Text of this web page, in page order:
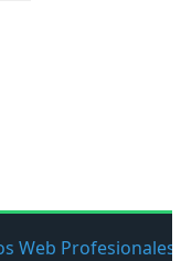
Web Profesionales